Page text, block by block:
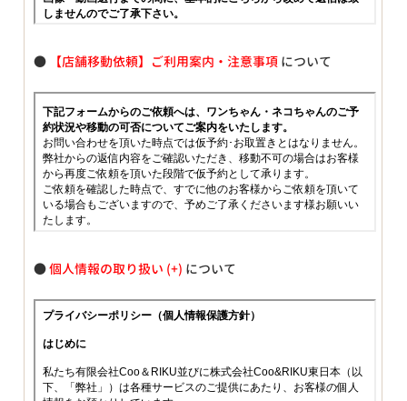
● 【店舗移動依頼】ご利用案内・注意事項 について
●個人情報の取り扱い について